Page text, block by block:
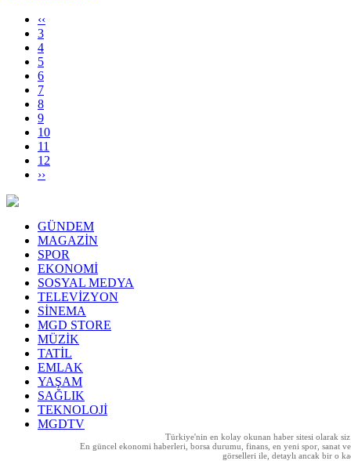
‹‹
3
4
5
6
7
8
9
10
11
12
››
GÜNDEM
MAGAZİN
SPOR
EKONOMİ
SOSYAL MEDYA
TELEVİZYON
SİNEMA
MGD STORE
MÜZİK
TATİL
EMLAK
YAŞAM
SAĞLIK
TEKNOLOJİ
MGDTV
Türkiye'nin en kolay okunan haber sitesi olarak siz
En güncel ekonomi haberleri, borsa durumu, finans, en yeni spor, sanat
görselleri ile, detaylı ancak bir o